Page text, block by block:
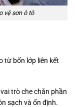
vệ sơn ô tô
từ bốn lớp liên kết
trò che chắn phần
sạch và ổn định.